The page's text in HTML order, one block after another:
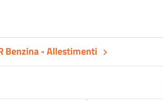
Benzina - Allestimenti keyboard_arrow_right